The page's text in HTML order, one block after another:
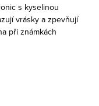
s kyselinou
vrásky a zpevňují
při známkách